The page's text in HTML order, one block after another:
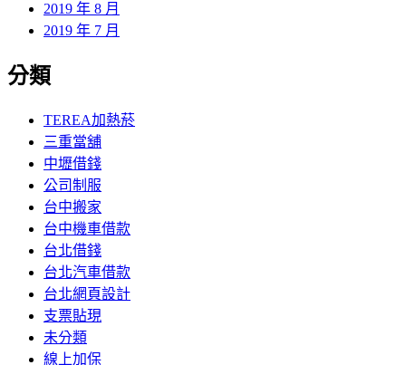
2019 年 8 月
2019 年 7 月
分類
TEREA加熱菸
三重當舖
中壢借錢
公司制服
台中搬家
台中機車借款
台北借錢
台北汽車借款
台北網頁設計
支票貼現
未分類
線上加保